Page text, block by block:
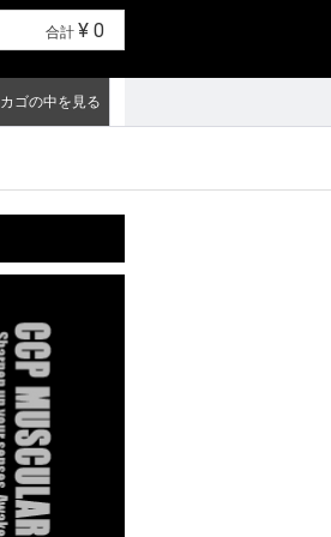
合計 ¥ 0
カゴの中を見る